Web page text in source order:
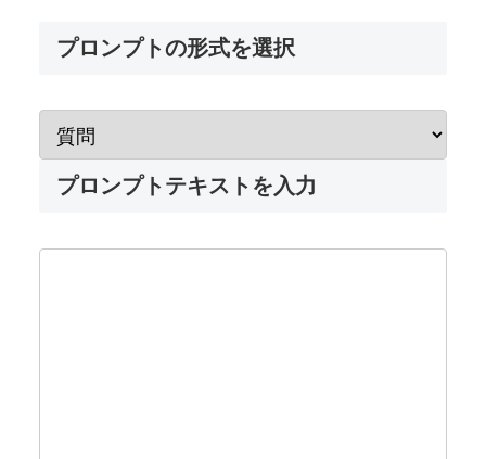
プロンプトの形式を選択
プロンプトテキストを入力